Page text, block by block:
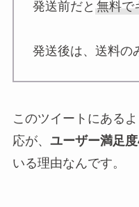
発送前だと 無料で
発送後は、送料の
このツイートにある
応が、 ユーザー満足
いる理由なんです。